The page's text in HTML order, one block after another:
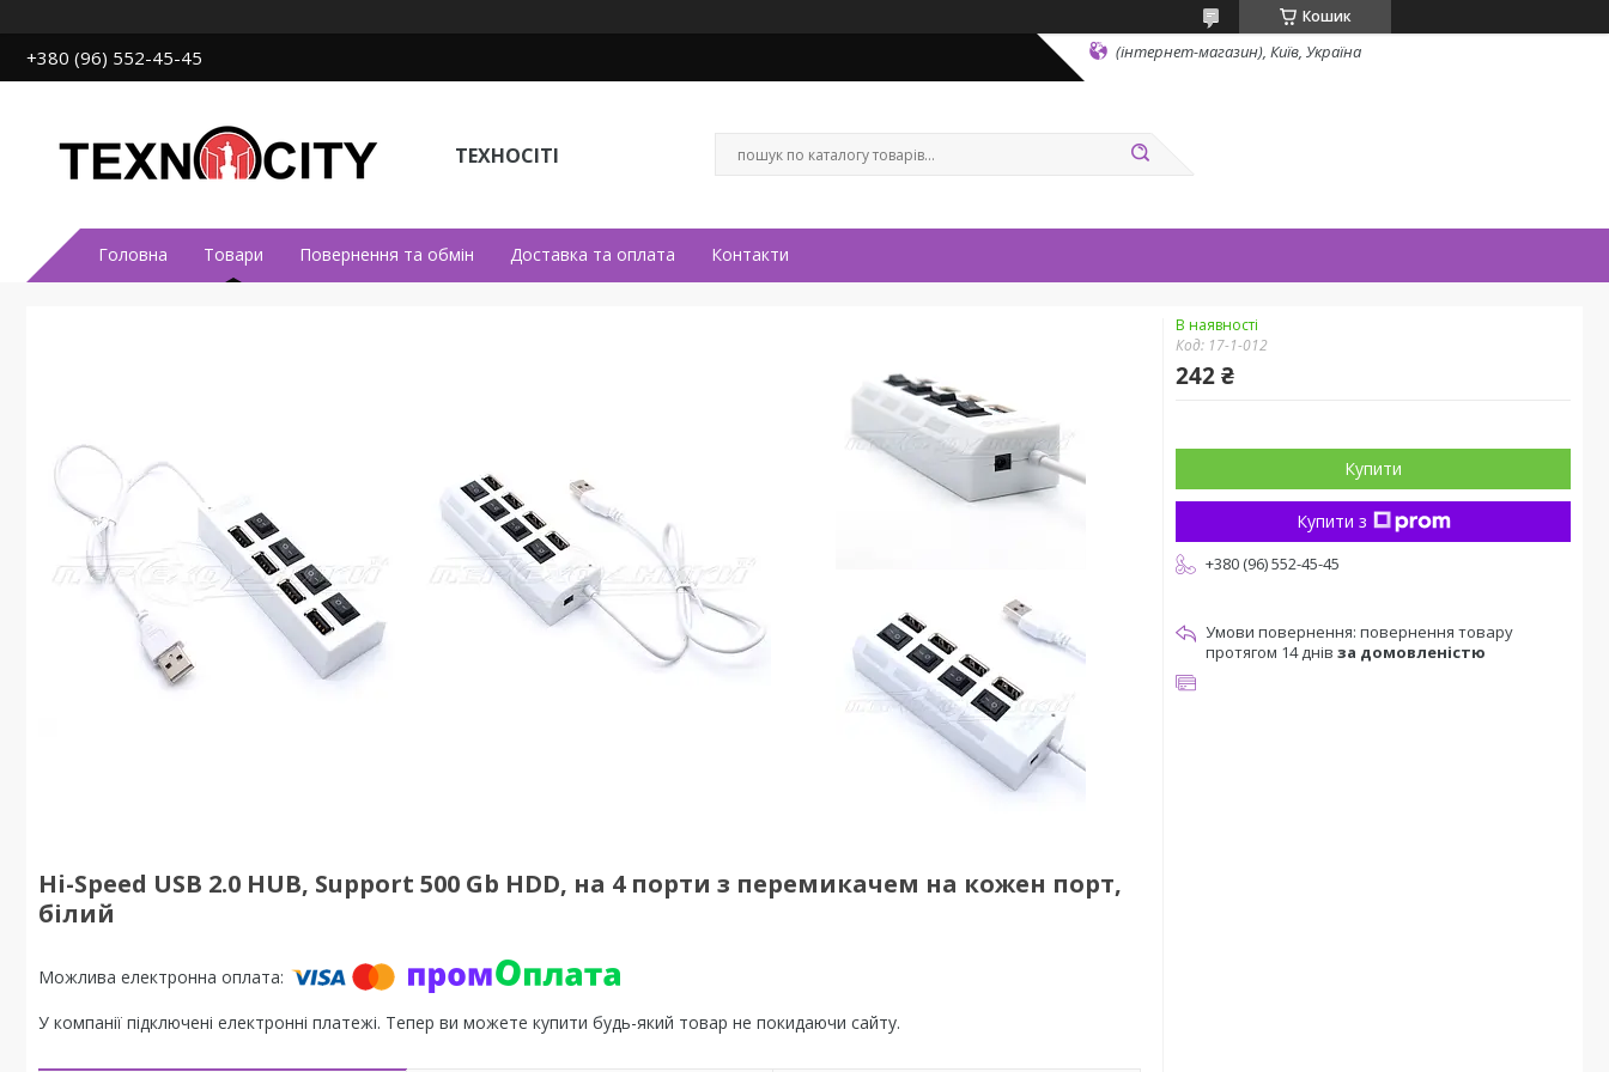
Кошик
+380 (96) 552-45-45 (інтернет-магазин), Київ, Україна
ТЕХНОСІТІ
Головна Товари Повернення та обмін Доставка та оплата Контакти
Hi-Speed USB 2.0 HUB, Support 500 Gb HDD, на 4 порти з перемикачем на кожен порт,
білий
У компанії підключені електронні платежі. Тепер ви можете купити будь-який товар не покидаючи сайту.
В наявності
Код: 17-1-012
242 ₴
Купити
Купити з
+380 (96) 552-45-45
повернення товару
протягом 14 днів за домовленістю